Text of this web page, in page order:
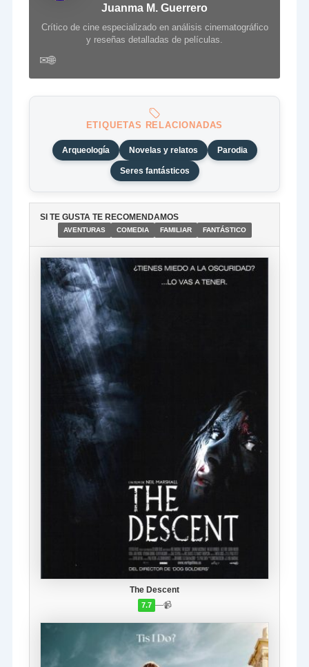
Juanma M. Guerrero
Crítico de cine especializado en análisis cinematográfico
y reseñas detalladas de películas.
✉🌐
ETIQUETAS RELACIONADAS
Arqueología Novelas y relatos Parodia
Seres fantásticos
SI TE GUSTA TE RECOMENDAMOS
AVENTURAS COMEDIA FAMILIAR FANTÁSTICO
The Descent
7.7 —📹